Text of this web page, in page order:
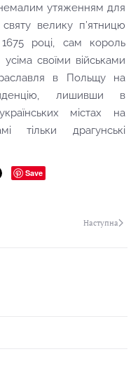
немалим утяженням для
велику п’ятницю
році, сам король
своїми військами
в Польщу на
лишивши в
містах на
тільки драгунські
Save
Наступна